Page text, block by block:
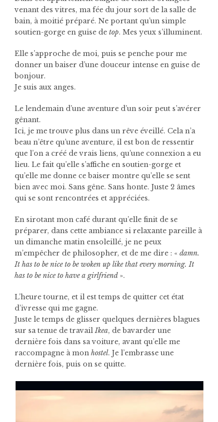
venant des vitres, ma fée du jour sort de la salle de
bain, à moitié préparé. Ne portant qu’un simple
soutien-gorge en guise de top. Mes yeux s’illuminent.
Elle s’approche de moi, puis se penche pour me
donner un baiser d’une douceur intense en guise de
bonjour.
Je suis aux anges.
Le lendemain d’une aventure d’un soir peut s’avérer
gênant.
Ici, je me trouve plus dans un rêve éveillé. Cela n’a
beau n’être qu’une aventure, il est bon de ressentir
que l’on a créé de vrais liens, qu’une connexion a eu
lieu. Le fait qu’elle s’affiche en soutien-gorge et
qu’elle me donne ce baiser montre qu’elle se sent
bien avec moi. Sans gêne. Sans honte. Juste 2 âmes
qui se sont rencontrées et appréciées.
En sirotant mon café durant qu’elle finit de se
préparer, dans cette ambiance si relaxante pareille à
un dimanche matin ensoleillé, je ne peux
m’empêcher de philosopher, et de me dire : « damn.
It has to be nice to be woken up like that every morning. It
has to be nice to have a girlfriend».
L’heure tourne, et il est temps de quitter cet état
d’ivresse qui me gagne.
Juste le temps de glisser quelques dernières blagues
sur sa tenue de travail Ikea, de bavarder une
dernière fois dans sa voiture, avant qu’elle me
raccompagne à mon hostel. Je l’embrasse une
dernière fois, puis on se quitte.